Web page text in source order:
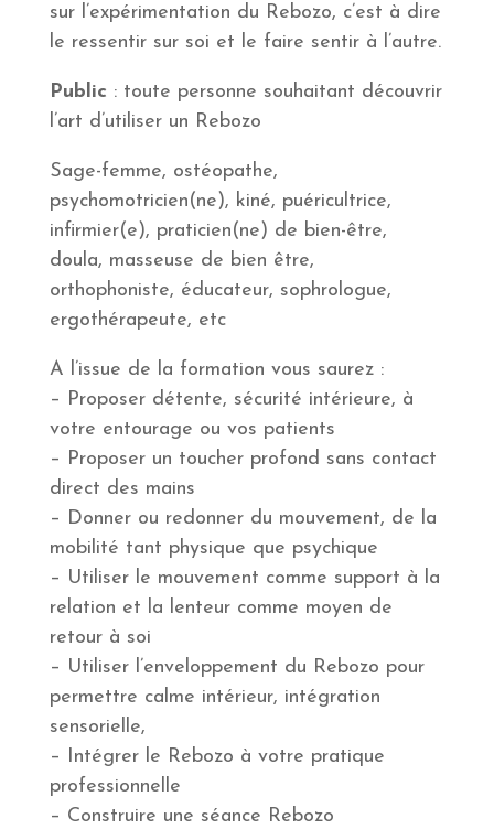
sur l’expérimentation du Rebozo, c’est à dire
le ressentir sur soi et le faire sentir à l’autre.
Public : toute personne souhaitant découvrir
l’art d’utiliser un Rebozo
Sage-femme, ostéopathe,
psychomotricien(ne), kiné, puéricultrice,
infirmier(e), praticien(ne) de bien-être,
doula, masseuse de bien être,
orthophoniste, éducateur, sophrologue,
ergothérapeute, etc
A l’issue de la formation vous saurez :
– Proposer détente, sécurité intérieure, à
votre entourage ou vos patients
– Proposer un toucher profond sans contact
direct des mains
– Donner ou redonner du mouvement, de la
mobilité tant physique que psychique
– Utiliser le mouvement comme support à la
relation et la lenteur comme moyen de
retour à soi
– Utiliser l’enveloppement du Rebozo pour
permettre calme intérieur, intégration
sensorielle,
– Intégrer le Rebozo à votre pratique
professionnelle
– Construire une séance Rebozo